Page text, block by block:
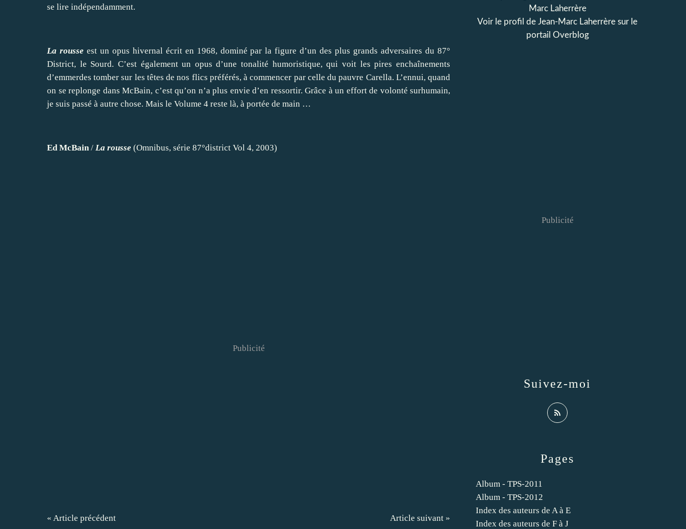
se lire indépendamment.
La rousse est un opus hivernal écrit en 1968, dominé par la figure d’un des plus grands adversaires du 87°
District, le Sourd. C’est également un opus d’une tonalité humoristique, qui voit les pires enchaînements
d’emmerdes tomber sur les têtes de nos flics préférés, à commencer par celle du pauvre Carella. L’ennui, quand
on se replonge dans McBain, c’est qu’on n’a plus envie d’en ressortir. Grâce à un effort de volonté surhumain,
je suis passé à autre chose. Mais le Volume 4 reste là, à portée de main …
Ed McBain / La rousse (Omnibus, série 87°district Vol 4, 2003)
Publicité
« Article précédent Article suivant »
Pages
Album - TPS-2011
Album - TPS-2012
Index des auteurs de A à E
Index des auteurs de F à J
Marc Laherrère
Voir le profil de Jean-Marc Laherrère sur le
portail Overblog
Suivez-moi
Publicité